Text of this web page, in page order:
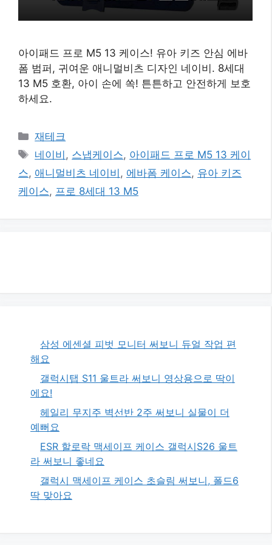
아이패드 프로 M5 13 케이스! 유아 키즈 안심 에바
폼 범퍼, 귀여운 애니멀비츠 디자인 네이비. 8세대
13 M5 호환, 아이 손에 쏙! 튼튼하고 안전하게 보호
하세요.
카
테
고
리
재테크
태
그
네이비 , 스냅케이스, 아이패드 프로 M5 13 케이
스, 애니멀비츠 네이비 , 에바폼 케이스, 유아 키즈
케이스, 프로 8세대 13 M5
삼성 에센셜 피벗 모니터 써보니 듀얼 작업 편
해요
갤럭시탭 S11 울트라 써보니 영상용으로 딱이
에요!
헤일리 무지주 벽선반 2주 써보니 실물이 더
예뻐요
ESR 할로락 맥세이프 케이스 갤럭시S26 울트
라 써보니 좋네요
갤럭시 맥세이프 케이스 초슬림 써보니, 폴드6
딱 맞아요